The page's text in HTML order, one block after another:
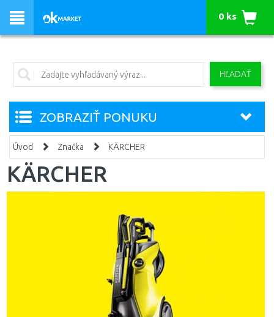
HĽADAŤ
0 ks
ZOBRAZIŤ PONUKU
Úvod Značka KÄRCHER
KÄRCHER